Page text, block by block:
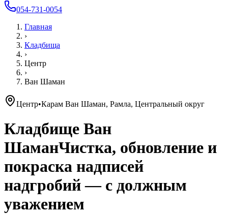
054-731-0054
Главная
›
Кладбища
›
Центр
›
Ван Шаман
Центр•Карам Ван Шаман, Рамла, Центральный округ
Кладбище Ван
ШаманЧистка, обновление и
покраска надписей
надгробий — с должным
уважением